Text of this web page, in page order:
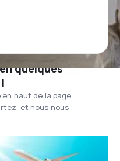
quelques
haut de la page.
et nous nous